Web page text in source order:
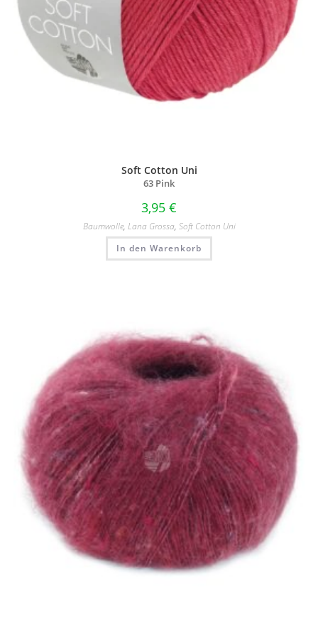
Soft Cotton Uni
63 Pink
3,95 €
Baumwolle, Lana Grossa, Soft Cotton Uni
In den Warenkorb